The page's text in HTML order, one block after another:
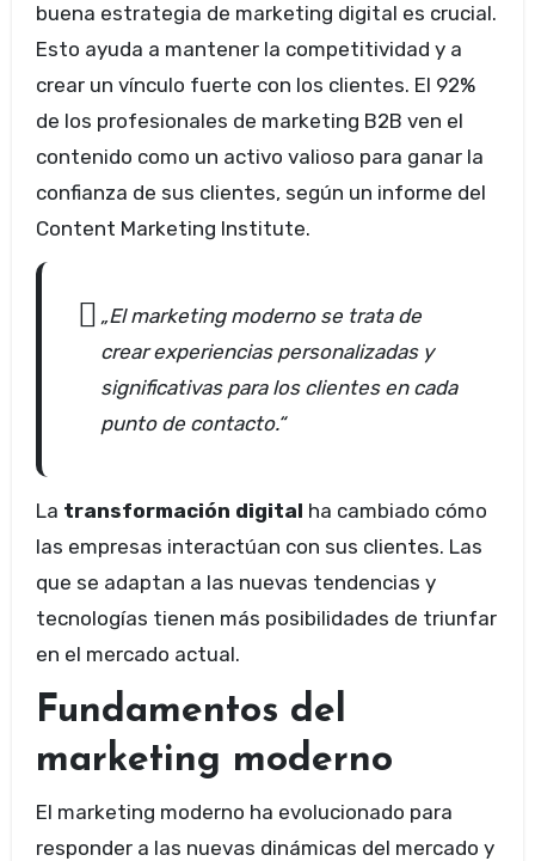
buena estrategia de marketing digital es crucial.
Esto ayuda a mantener la competitividad y a
crear un vínculo fuerte con los clientes. El 92%
de los profesionales de marketing B2B ven el
contenido como un activo valioso para ganar la
confianza de sus clientes, según un informe del
Content Marketing Institute.
„El marketing moderno se trata de
crear experiencias personalizadas y
significativas para los clientes en cada
punto de contacto.“
La transformación digital ha cambiado cómo
las empresas interactúan con sus clientes. Las
que se adaptan a las nuevas tendencias y
tecnologías tienen más posibilidades de triunfar
en el mercado actual.
Fundamentos del
marketing moderno
El marketing moderno ha evolucionado para
responder a las nuevas dinámicas del mercado y